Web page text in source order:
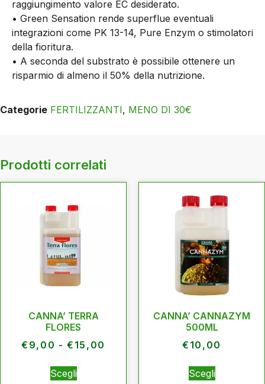
raggiungimento valore EC desiderato.
• Green Sensation rende superflue eventuali
integrazioni come PK 13-14, Pure Enzym o stimolatori
della fioritura.
• A seconda del substrato è possibile ottenere un
risparmio di almeno il 50% della nutrizione.
Categorie FERTILIZZANTI, MENO DI 30€
Prodotti correlati
CANNA’ TERRA
FLORES
€ 9,00 - € 15,00
Scegli
CANNA’ CANNAZYM
500ML
€ 10,00
Scegli